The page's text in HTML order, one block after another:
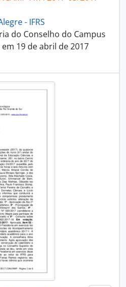
- IFRS
do Conselho do Campus
19 de abril de 2017